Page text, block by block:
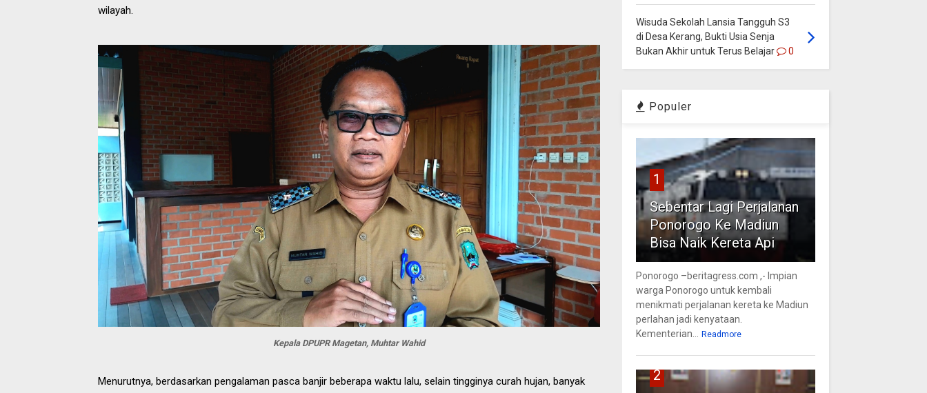
wilayah.
Kepala DPUPR Magetan, Muhtar Wahid
Menurutnya, berdasarkan pengalaman pasca banjir beberapa waktu lalu, selain tingginya curah hujan, banyak
Wisuda Sekolah Lansia Tangguh S3
di Desa Kerang, Bukti Usia Senja
Bukan Akhir untuk Terus Belajar
0
Populer
1
Sebentar Lagi Perjalanan
Ponorogo Ke Madiun
Bisa Naik Kereta Api
Ponorogo –beritagress.com ,- Impian
warga Ponorogo untuk kembali
menikmati perjalanan kereta ke Madiun
perlahan jadi kenyataan.
Kementerian...
Readmore
2